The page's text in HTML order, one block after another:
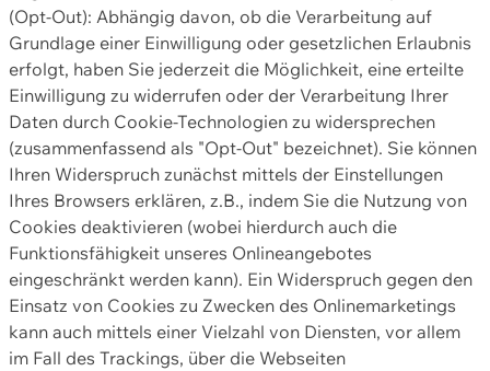
(Opt-Out): Abhängig davon, ob die Verarbeitung auf
Grundlage einer Einwilligung oder gesetzlichen Erlaubnis
erfolgt, haben Sie jederzeit die Möglichkeit, eine erteilte
Einwilligung zu widerrufen oder der Verarbeitung Ihrer
Daten durch Cookie-Technologien zu widersprechen
(zusammenfassend als "Opt-Out" bezeichnet). Sie können
Ihren Widerspruch zunächst mittels der Einstellungen
Ihres Browsers erklären, z.B., indem Sie die Nutzung von
Cookies deaktivieren (wobei hierdurch auch die
Funktionsfähigkeit unseres Onlineangebotes
eingeschränkt werden kann). Ein Widerspruch gegen den
Einsatz von Cookies zu Zwecken des Onlinemarketings
kann auch mittels einer Vielzahl von Diensten, vor allem
im Fall des Trackings, über die Webseiten